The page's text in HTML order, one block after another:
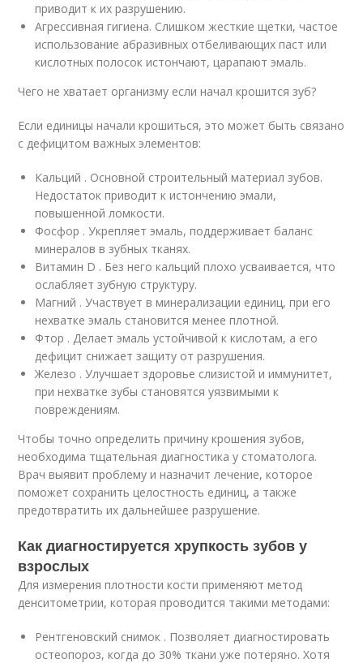
приводит к их разрушению.
Агрессивная гигиена. Слишком жесткие щетки, частое
использование абразивных отбеливающих паст или
кислотных полосок истончают, царапают эмаль.
Чего не хватает организму если начал крошится зуб?
Если единицы начали крошиться, это может быть связано
с дефицитом важных элементов:
Кальций . Основной строительный материал зубов.
Недостаток приводит к истончению эмали,
повышенной ломкости.
Фосфор . Укрепляет эмаль, поддерживает баланс
минералов в зубных тканях.
Витамин D . Без него кальций плохо усваивается, что
ослабляет зубную структуру.
Магний . Участвует в минерализации единиц, при его
нехватке эмаль становится менее плотной.
Фтор . Делает эмаль устойчивой к кислотам, а его
дефицит снижает защиту от разрушения.
Железо . Улучшает здоровье слизистой и иммунитет,
при нехватке зубы становятся уязвимыми к
повреждениям.
Чтобы точно определить причину крошения зубов,
необходима тщательная диагностика у стоматолога.
Врач выявит проблему и назначит лечение, которое
поможет сохранить целостность единиц, а также
предотвратить их дальнейшее разрушение.
Как диагностируется хрупкость зубов у
взрослых
Для измерения плотности кости применяют метод
денситометрии, которая проводится такими методами:
Рентгеновский снимок . Позволяет диагностировать
остеопороз, когда до 30% ткани уже потеряно. Хотя